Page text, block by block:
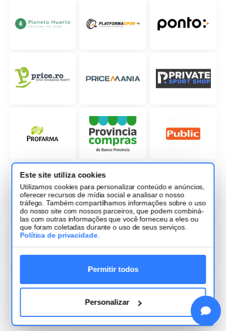
Este site utiliza cookies
Utilizamos cookies para personalizar conteúdo e anúncios,
oferecer recursos de mídia social e analisar o nosso
tráfego. Também compartilhamos informações sobre o uso
do nosso site com nossos parceiros, que podem combiná-
las com outras informações que você forneceu a eles ou
que foram coletadas durante o uso de seus serviços.
Política de privacidade
Permitir todos
Personalizar